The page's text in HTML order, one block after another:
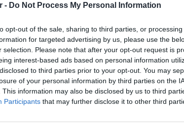
- Do Not Process My Personal Information
opt-out of the sale, sharing to third parties, or
for targeted advertising by us, please use the
selection. Please note that after your opt-out request is
interest-based ads based on personal information
to third parties prior to your opt-out. You may
of your personal information by third parties on the
This information may also be disclosed by us to third
Participants that may further disclose it to other third